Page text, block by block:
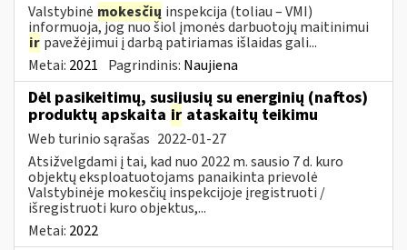
Valstybinė mokesčių inspekcija (toliau – VMI)
informuoja, jog nuo šiol įmonės darbuotojų maitinimui
ir pavežėjimui į darbą patiriamas išlaidas gali...
Metai: 2021 Pagrindinis: Naujiena
Dėl pasikeitimų, susijusių su energinių (naftos)
produktų apskaita ir ataskaitų teikimu
Web turinio sąrašas 2022-01-27
Atsižvelgdami į tai, kad nuo 2022 m. sausio 7 d. kuro
objektų eksploatuotojams panaikinta prievolė
Valstybinėje mokesčių inspekcijoje įregistruoti /
išregistruoti kuro objektus,...
Metai: 2022